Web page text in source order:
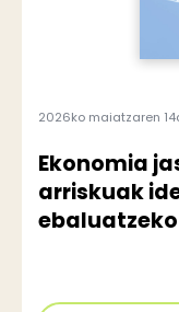
2026ko maiatzaren
Ekonomia
arriskuak